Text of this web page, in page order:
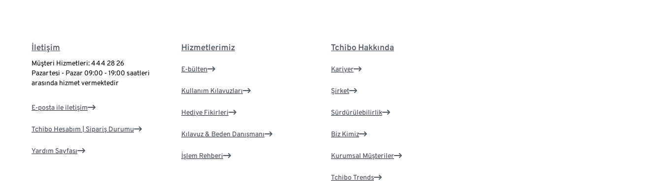
İletişim
Müşteri Hizmetleri: 444 28 26
Pazartesi - Pazar 09:00 - 19:00 saatleri
arasında hizmet vermektedir
E-posta ile iletişim
Tchibo Hesabım | Sipariş Durumu
Yardım Sayfası
Hizmetlerimiz
E-bülten
Kullanım Kılavuzları
Hediye Fikirleri
Kılavuz & Beden Danışmanı
İşlem Rehberi
Tchibo Hakkında
Kariyer
Şirket
Sürdürülebilirlik
Biz Kimiz
Kurumsal Müşteriler
Tchibo Trends